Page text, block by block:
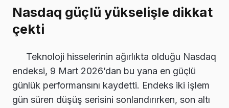
Nasdaq güçlü yükselişle dikkat
çekti
Teknoloji hisselerinin ağırlıkta olduğu Nasdaq
endeksi, 9 Mart 2026’dan bu yana en güçlü
günlük performansını kaydetti. Endeks iki işlem
gün süren düşüş serisini sonlandırırken, son altı